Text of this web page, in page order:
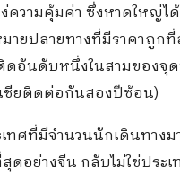
ความคุ้มค่า ซึ่งหาดใหญ่ไ
ายปลายทางที่มีราคาถูก
ดอันดับหนึ่งในสามของจุ
ชียติดต่อกันสองปีซ้อน)
ทศที่มีจำนวนนักเดินทางม
ดอย่างจีน กลับไม่ใช่ประ